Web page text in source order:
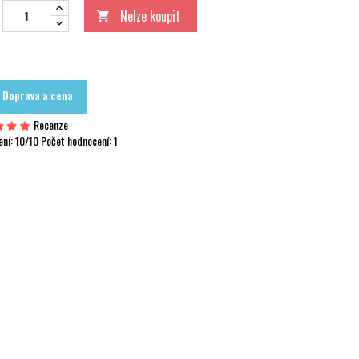
 Nelze koupit
Doprava a cena
Recenze
10/10 Počet hodnocení:1